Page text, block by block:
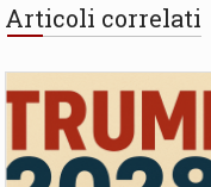
Articoli correlati